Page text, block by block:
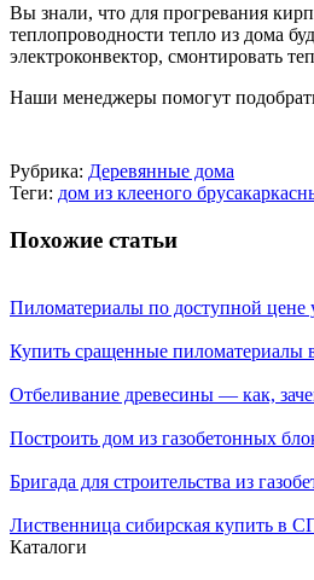
Вы знали, что для прогревания
теплопроводности тепло из дома
электроконвектор, смонтировать
Наши менеджеры помогут
Рубрика: Деревянные дома
Теги: дом из клееного бруса
Похожие статьи
Пиломатериалы по доступной цене
Купить сращенные пиломатериалы
Отбеливание древесины — как,
Построить дом из газобетонных
Бригада для строительства из
Лиственница сибирская купить в
Каталоги